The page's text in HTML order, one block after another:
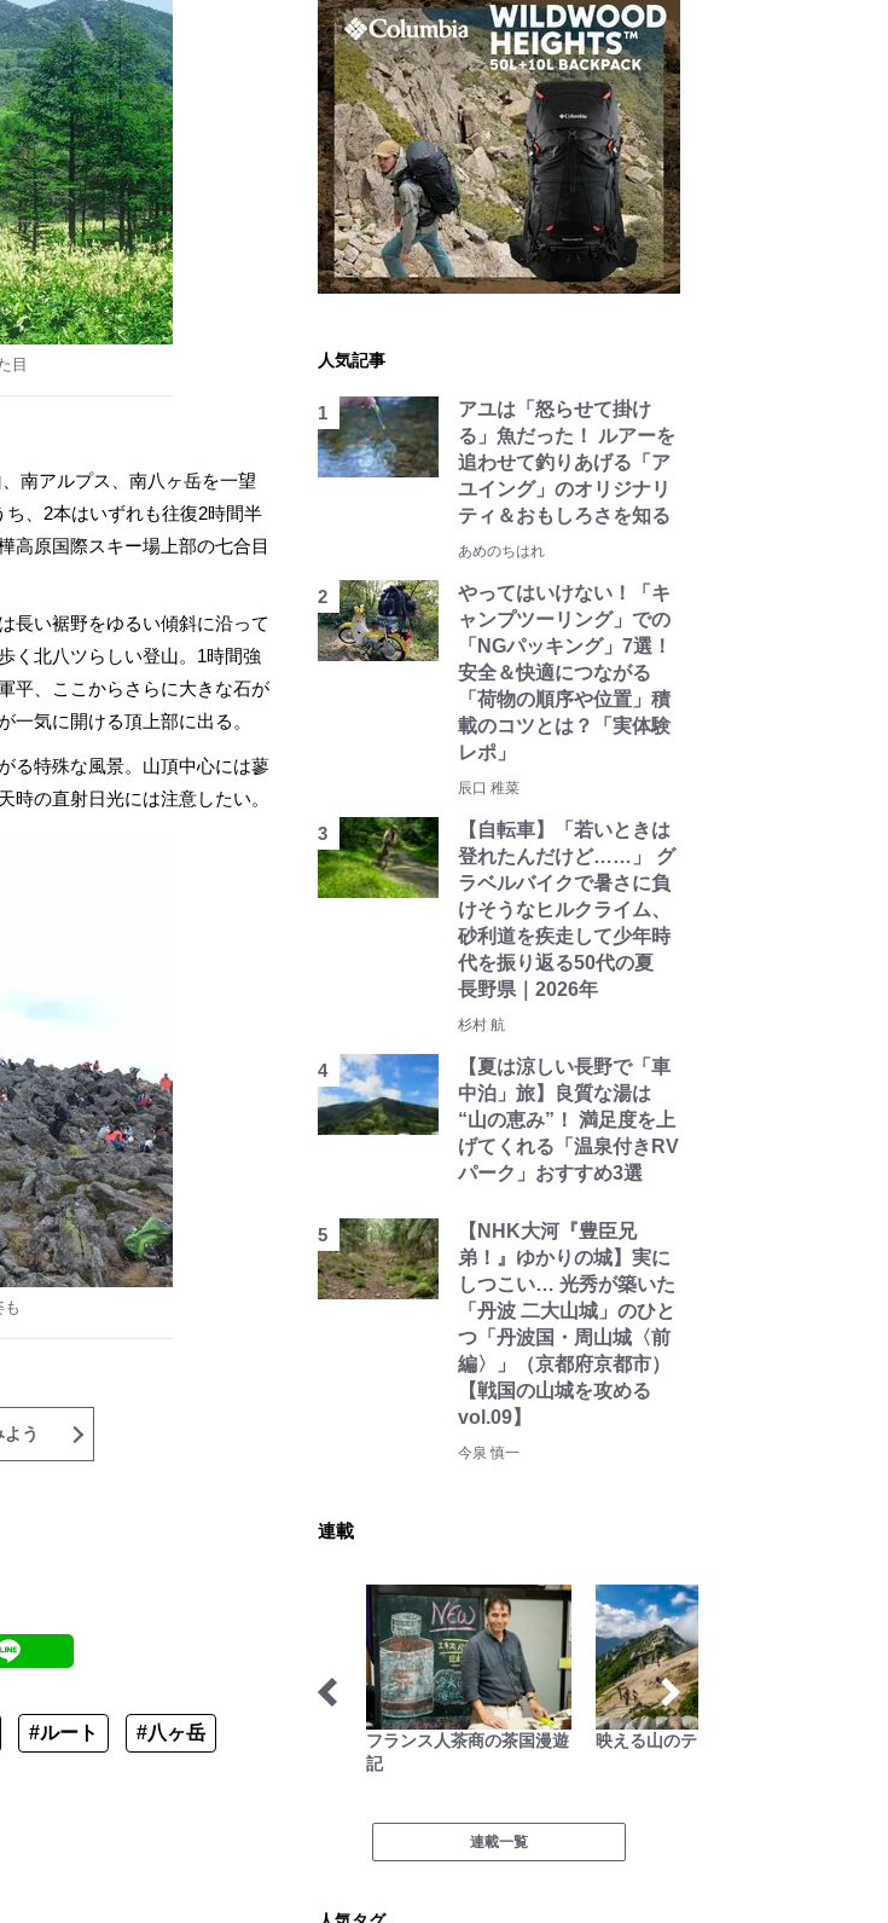
目
南アルプス、南八ヶ岳を一望
、2本はいずれも往復2時間半
高原国際スキー場上部の七合目
長い裾野をゆるい傾斜に沿って
く北八ツらしい登山。1時間強
平、ここからさらに大きな石が
気に開ける頂上部に出る。
る特殊な風景。山頂中心には蓼
の直射日光には注意したい。
う
#ルート #八ヶ岳
人気記事
アユは「怒らせて掛け
る」魚だった！ ルアーを
追わせて釣りあげる「ア
ユイング」のオリジナリ
ティ＆おもしろさを知る
あめのちはれ
やってはいけない！「キ
ャンプツーリング」での
「NGパッキング」7選！
安全＆快適につながる
「荷物の順序や位置」積
載のコツとは？「実体験
レポ」
辰口 稚菜
【自転車】「若いときは
登れたんだけど……」 グ
ラベルバイクで暑さに負
けそうなヒルクライム、
砂利道を疾走して少年時
代を振り返る50代の夏
長野県｜2026年
杉村 航
【夏は涼しい長野で「車
中泊」旅】良質な湯は
“山の恵み”！ 満足度を上
げてくれる「温泉付きRV
パーク」おすすめ3選
【NHK大河『豊臣兄
弟！』ゆかりの城】実に
しつこい… 光秀が築いた
「丹波 二大山城」のひと
つ「丹波国・周山城〈前
編〉」（京都府京都市）
【戦国の山城を攻める
vol.09】
今泉 慎一
連載
「山岳遭難」のリアル＜山
フランス人茶商の茶国漫遊
記
映える山のテン場
連載一覧